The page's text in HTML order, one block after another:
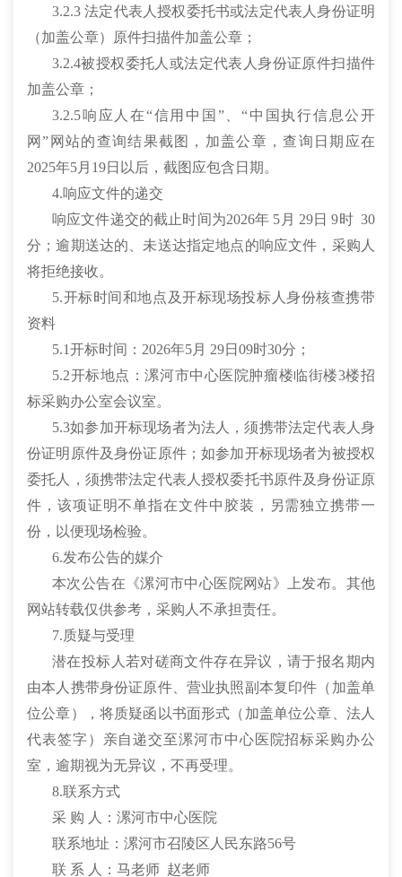
3.2.3 法定代表人授权委托书或法定代表人身份证明
（加盖公章）原件扫描件加盖公章；
3.2.4被授权委托人或法定代表人身份证原件扫描件
加盖公章；
3.2.5响应人在“信用中国”、“中国执行信息公开
网”网站的查询结果截图，加盖公章，查询日期应在
2025年5月19日以后，截图应包含日期。
4.响应文件的递交
响应文件递交的截止时间为2026年 5月 29日 9时 30
分；逾期送达的、未送达指定地点的响应文件，采购人
将拒绝接收。
5.开标时间和地点及开标现场投标人身份核查携带
资料
5.1开标时间：2026年5月 29日09时30分；
5.2开标地点：漯河市中心医院肿瘤楼临街楼3楼招
标采购办公室会议室。
5.3如参加开标现场者为法人，须携带法定代表人身
份证明原件及身份证原件；如参加开标现场者为被授权
委托人，须携带法定代表人授权委托书原件及身份证原
件，该项证明不单指在文件中胶装，另需独立携带一
份，以便现场检验。
6.发布公告的媒介
本次公告在《漯河市中心医院网站》上发布。其他
网站转载仅供参考，采购人不承担责任。
7.质疑与受理
潜在投标人若对磋商文件存在异议，请于报名期内
由本人携带身份证原件、营业执照副本复印件（加盖单
位公章），将质疑函以书面形式（加盖单位公章、法人
代表签字）亲自递交至漯河市中心医院招标采购办公
室，逾期视为无异议，不再受理。
8.联系方式
采 购 人：漯河市中心医院
联系地址：漯河市召陵区人民东路56号
联 系 人：马老师 赵老师